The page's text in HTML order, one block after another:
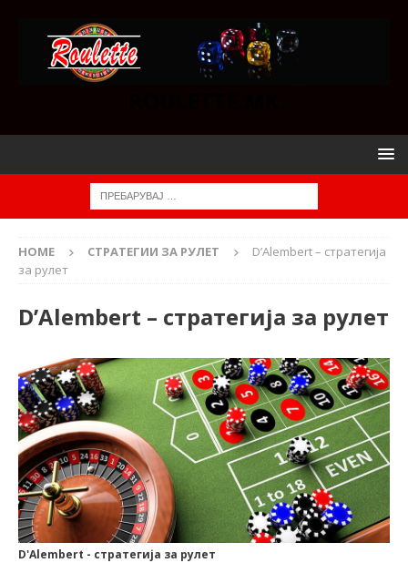
HOME СТРАТЕГИИ ЗА РУЛЕТ
D’Alembert – стратегија
за рулет
D’Alembert – стратегија за рулет
D'Alembert - стратегија за рулет